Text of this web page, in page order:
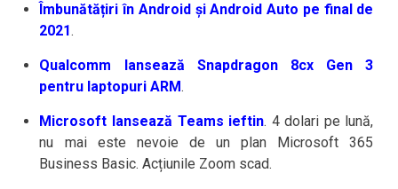
Îmbunătățiri în Android și Android Auto pe final de
2021.
Qualcomm lansează Snapdragon 8cx Gen 3
pentru laptopuri ARM.
Microsoft lansează Teams ieftin. 4 dolari pe lună,
nu mai este nevoie de un plan Microsoft 365
Business Basic. Acțiunile Zoom scad.